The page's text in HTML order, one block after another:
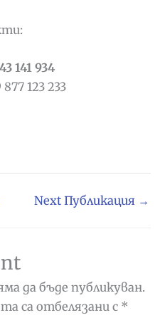
141 934
877 123 233
Next Публикация →
да бъде публикуван.
са отбелязани с *